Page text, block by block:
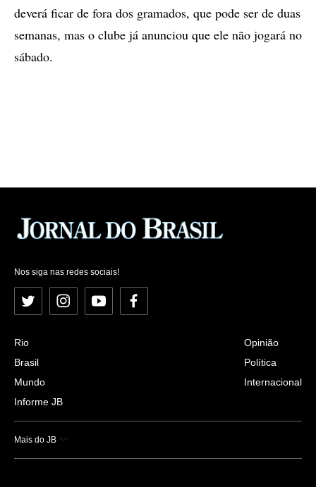
deverá ficar de fora dos gramados, que pode ser de duas
semanas, mas o clube já anunciou que ele não jogará no
sábado.
Nos siga nas redes sociais!
Twitter InstagramYouTubeFacebook
Rio
Brasil
Mundo
Informe JB
Opinião
Política
Internacional
Mais do JB
Esportes